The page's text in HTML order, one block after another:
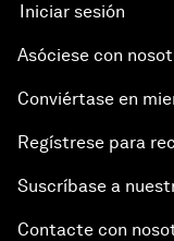
Iniciar sesión
Asóciese con
Conviértase en
Regístrese para
Suscríbase a
Contacte con